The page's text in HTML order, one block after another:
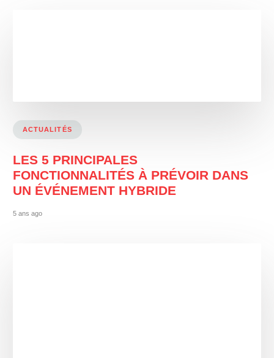
ACTUALITÉS
LES 5 PRINCIPALES
FONCTIONNALITÉS À PRÉVOIR DANS
UN ÉVÉNEMENT HYBRIDE
5 ans ago